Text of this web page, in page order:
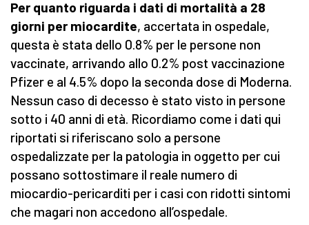
Per quanto riguarda i dati di mortalità a 28
giorni per miocardite, accertata in ospedale,
questa è stata dello 0.8% per le persone non
vaccinate, arrivando allo 0.2% post vaccinazione
Pfizer e al 4.5% dopo la seconda dose di Moderna.
Nessun caso di decesso è stato visto in persone
sotto i 40 anni di età. Ricordiamo come i dati qui
riportati si riferiscano solo a persone
ospedalizzate per la patologia in oggetto per cui
possano sottostimare il reale numero di
miocardio-pericarditi per i casi con ridotti sintomi
che magari non accedono all’ospedale.